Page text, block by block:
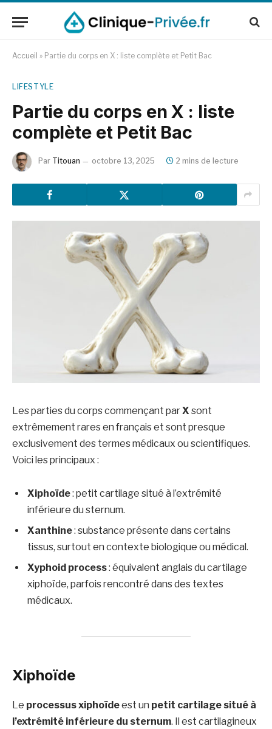
Accueil » Partie du corps en X : liste complète et Petit Bac
LIFESTYLE
Partie du corps en X : liste
complète et Petit Bac
Par Titouan octobre 13, 2025 2 mins de lecture
Les parties du corps commençant parX sont
extrêmement rares en français et sont presque
exclusivement des termes médicaux ou scientifiques.
Voici les principaux :
Xiphoïde: petit cartilage situé à l’extrémité
inférieure du sternum.
Xanthine: substance présente dans certains
tissus, surtout en contexte biologique ou médical.
Xyphoid process: équivalent anglais du cartilage
xiphoïde, parfois rencontré dans des textes
médicaux.
Xiphoïde
Le processus xiphoïdeest un petit cartilage situé à
l’extrémité inférieure du sternum. Il est cartilagineux